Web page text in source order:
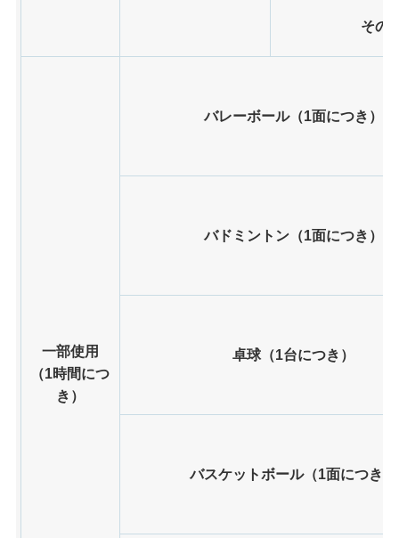
その
一部使用
（1時間につ
き）
バレーボール（1面につき）
バドミントン（1面につき）
卓球（1台につき）
バスケットボール（1面につき）